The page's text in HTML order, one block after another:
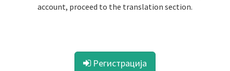
account, proceed to the translation section.
Регистрација